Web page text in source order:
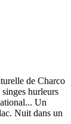
de Charco
hurleurs
Un
Nuit dans un